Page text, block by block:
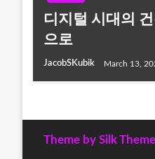
디지털 시대의
으로
JacobSKubik March 13,
Theme by Silk